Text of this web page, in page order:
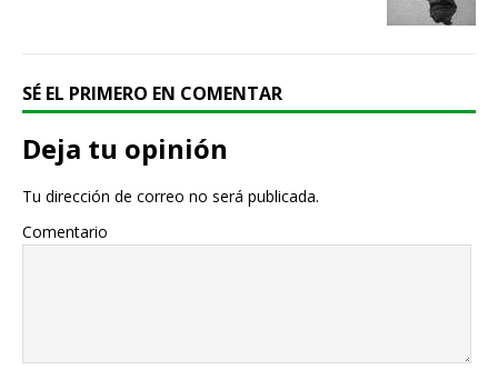
SÉ EL PRIMERO EN COMENTAR
Deja tu opinión
Tu dirección de correo no será publicada.
Comentario